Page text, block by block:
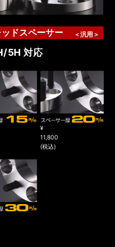
ドスペーサー ＜汎用＞
5H 対応
¥
11,800
(税込)